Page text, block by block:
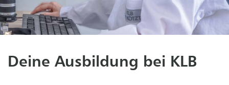
Deine Ausbildung bei KLB